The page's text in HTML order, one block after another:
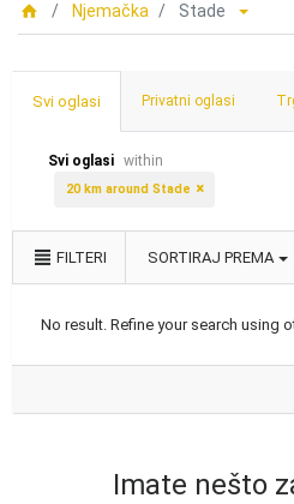
Njemačka Stade
Svi oglasi Privatni oglasi
Svi oglasi within
20 km around Stade
FILTERI SORTIRAJ PREMA
No result. Refine your search using
Imate nešto